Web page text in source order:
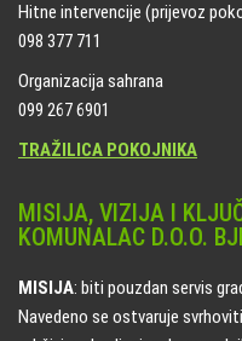
Hitne intervencije (prijevoz
098 377 711
Organizacija sahrana
099 267 6901
TRAŽILICA POKOJNIKA
MISIJA, VIZIJA I
KOMUNALAC D.O.O.
MISIJA: biti pouzdan servis
Navedeno se ostvaruje